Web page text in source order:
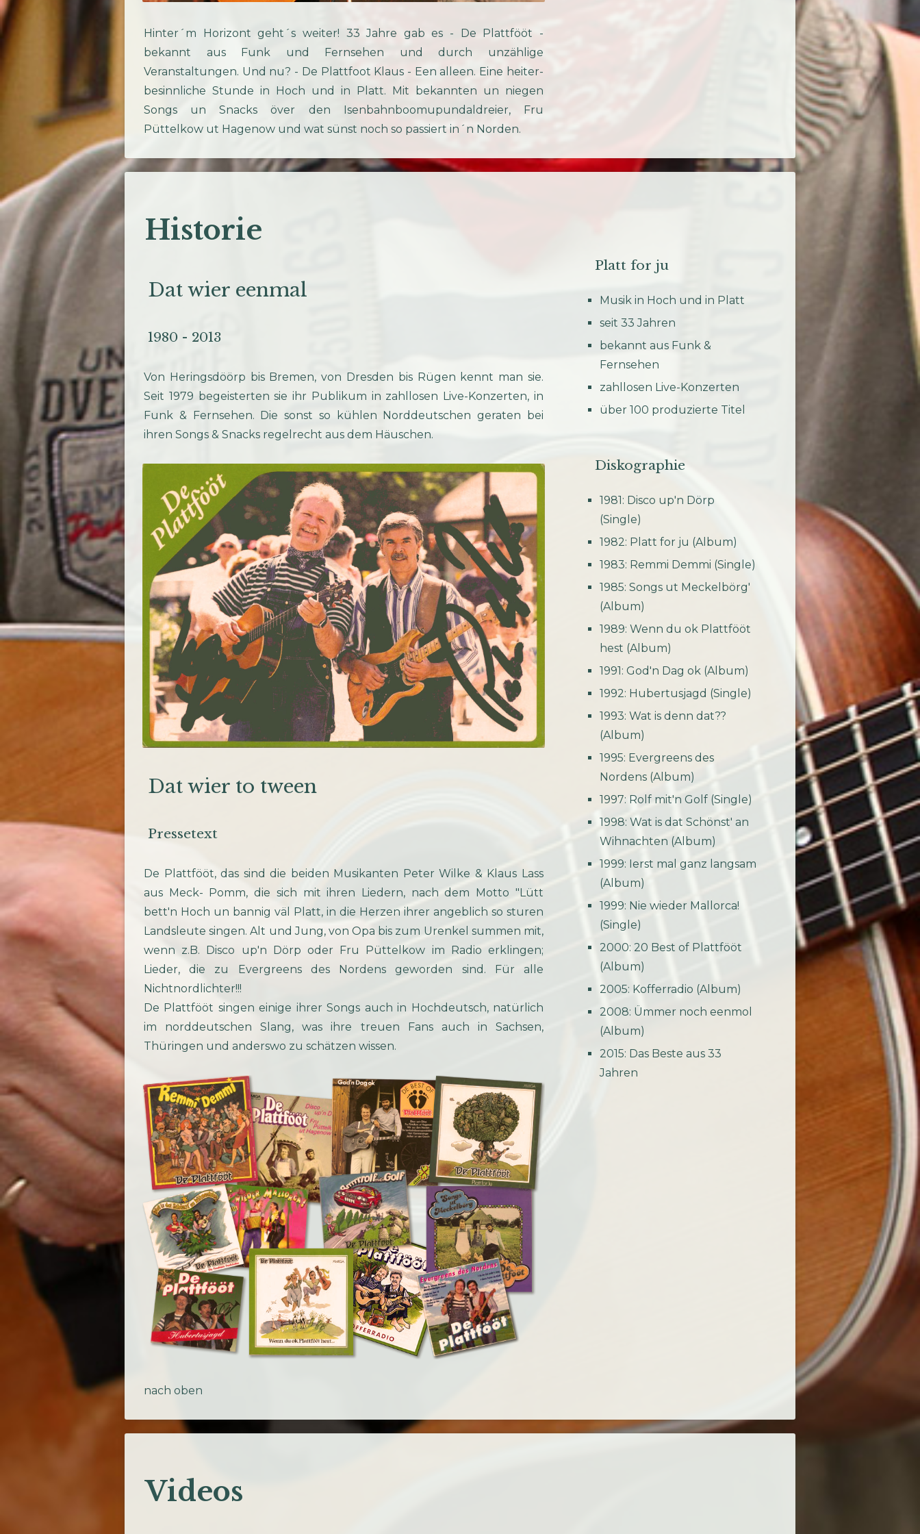
Hinter´m Horizont geht´s weiter! 33 Jahre gab es - De Plattfööt -
bekannt aus Funk und Fernsehen und durch unzählige
Veranstaltungen. Und nu? - De Plattfoot Klaus - Een alleen. Eine heiter-
besinnliche Stunde in Hoch und in Platt. Mit bekannten un niegen
Songs un Snacks över den Isenbahnboomupundaldreier, Fru
Püttelkow ut Hagenow und wat sünst noch so passiert in´n Norden.
Historie
Dat wier eenmal
1980 - 2013
Von Heringsdöörp bis Bremen, von Dresden bis Rügen kennt man sie.
Seit 1979 begeisterten sie ihr Publikum in zahllosen Live-Konzerten, in
Funk & Fernsehen. Die sonst so kühlen Norddeutschen geraten bei
ihren Songs & Snacks regelrecht aus dem Häuschen.
Dat wier to tween
Pressetext
De Plattfööt, das sind die beiden Musikanten Peter Wilke & Klaus Lass
aus Meck- Pomm, die sich mit ihren Liedern, nach dem Motto "Lütt
bett'n Hoch un bannig väl Platt, in die Herzen ihrer angeblich so sturen
Landsleute singen. Alt und Jung, von Opa bis zum Urenkel summen mit,
wenn z.B. Disco up'n Dörp oder Fru Püttelkow im Radio erklingen;
Lieder, die zu Evergreens des Nordens geworden sind. Für alle
Nichtnordlichter!!!
De Plattfööt singen einige ihrer Songs auch in Hochdeutsch, natürlich
im norddeutschen Slang, was ihre treuen Fans auch in Sachsen,
Thüringen und anderswo zu schätzen wissen.
Platt for ju
Musik in Hoch und in Platt
seit 33 Jahren
bekannt aus Funk &
Fernsehen
zahllosen Live-Konzerten
über 100 produzierte Titel
Diskographie
1981: Disco up'n Dörp
(Single)
1982: Platt for ju (Album)
1983: Remmi Demmi (Single)
1985: Songs ut Meckelbörg'
(Album)
1989: Wenn du ok Plattfööt
hest (Album)
1991: God'n Dag ok (Album)
1992: Hubertusjagd (Single)
1993: Wat is denn dat??
(Album)
1995: Evergreens des
Nordens (Album)
1997: Rolf mit'n Golf (Single)
1998: Wat is dat Schönst' an
Wihnachten (Album)
1999: Ierst mal ganz langsam
(Album)
1999: Nie wieder Mallorca!
(Single)
2000: 20 Best of Plattfööt
(Album)
2005: Kofferradio (Album)
2008: Ümmer noch eenmol
(Album)
2015: Das Beste aus 33
Jahren
nach oben
Videos